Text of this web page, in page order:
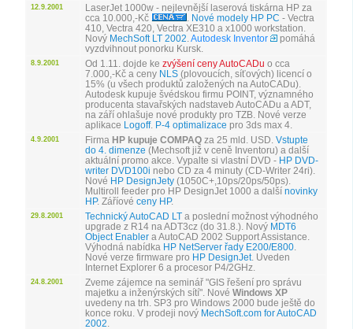
12.9.2001
LaserJet 1000w - nejlevnější laserová tiskárna HP za
cca 10.000,-Kč
Nové modely HP PC - Vectra
410, Vectra 420, Vectra XE310 a x1000 workstation.
Nový MechSoft LT 2002 Autodesk Inventor
pomáhá
vyzdvihnout ponorku Kursk.
8.9.2001 Od 1.11. dojde ke zvýšení ceny AutoCADu o cca
7.000,-Kč a ceny NLS (plovoucích, síťových) licencí o
15% (u všech produktů založených na AutoCADu).
Autodesk kupuje švédskou firmu POINT, významného
producenta stavařských nadstaveb AutoCADu a ADT,
na září ohlašuje nové produkty pro TZB. Nové verze
aplikace Logoff. P-4 optimalizace pro 3ds max 4.
4.9.2001 Firma HP kupuje COMPAQ za 25 mld. USD. Vstupte
do 4. dimenze (Mechsoft již v ceně Inventoru) a další
aktuální promo akce. Vypalte si vlastní DVD - HP DVD-
writer DVD100i nebo CD za 4 minuty (CD-Writer 24ri).
Nové HP DesignJety (1050C+,10ps/20ps/50ps).
Multiroll feeder pro HP DesignJet 1000 a další novinky
HP. Záříové ceny HP.
29.8.2001 Technický AutoCAD LT a poslední možnost výhodného
upgrade z R14 na ADT3cz (do 31.8.). Nový MDT6
Object Enabler a AutoCAD 2002 Support Assistance.
Výhodná nabídka HP NetServer řady E200/E800
Nové verze firmware pro HP DesignJet. Uveden
Internet Explorer 6 a procesor P4/2GHz.
24.8.2001
Zveme zájemce na seminář "GIS řešení pro správu
majetku a inženýrských sítí". Nové Windows XP
uvedeny na trh. SP3 pro Windows 2000 bude ještě do
konce roku. V prodeji nový MechSoft.com for AutoCAD
2002